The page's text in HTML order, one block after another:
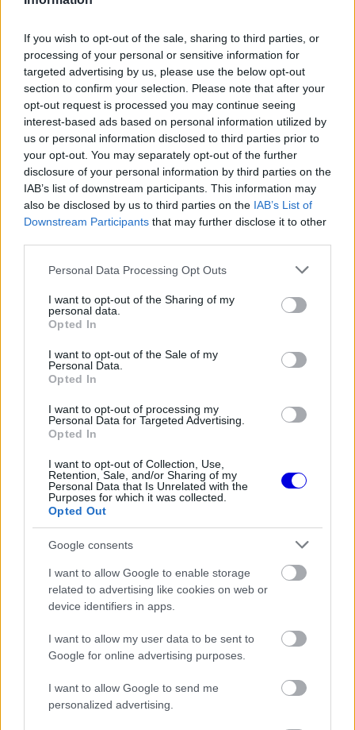
If you wish to opt-out of the sale, sharing to third parties, or
processing of your personal or sensitive information for
targeted advertising by us, please use the below opt-out
section to confirm your selection. Please note that after your
opt-out request is processed you may continue seeing
interest-based ads based on personal information utilized by
us or personal information disclosed to third parties prior to
your opt-out. You may separately opt-out of the further
disclosure of your personal information by third parties on the
IAB’s list of downstream participants. This information may
also be disclosed by us to third parties on the IAB’s List of
Downstream Participants that may further disclose it to other
Please note that this website/app uses one or more Google
not limited to your visit or usage behaviour. You may click to
grant or deny consent to Google and its third-party tags to
use your data for below specified purposes in below Google
consent section.
Personal Data Processing Opt Outs
I want to opt-out of the Sharing of my
personal data.
Opted In
I want to opt-out of the Sale of my
Personal Data.
Opted In
I want to opt-out of processing my
Personal Data for Targeted Advertising.
Opted In
I want to opt-out of Collection, Use,
Retention, Sale, and/or Sharing of my
Personal Data that Is Unrelated with the
Purposes for which it was collected.
Opted Out
Google consents
I want to allow Google to enable storage
related to advertising like cookies on web or
device identifiers in apps.
I want to allow my user data to be sent to
Google for online advertising purposes.
I want to allow Google to send me
personalized advertising.
kihívójává a rendkívül erős Mercedesszel
szemben - jelenti aMarca.
EZEKET IS AJÁNLJUK
FORMA-1
Sainz visszatérne a Red Bullhoz,
ahol a győzelemért harcolhatna
PIT LANE
Lewis Hamilton megmutatta új
kiskutyáját